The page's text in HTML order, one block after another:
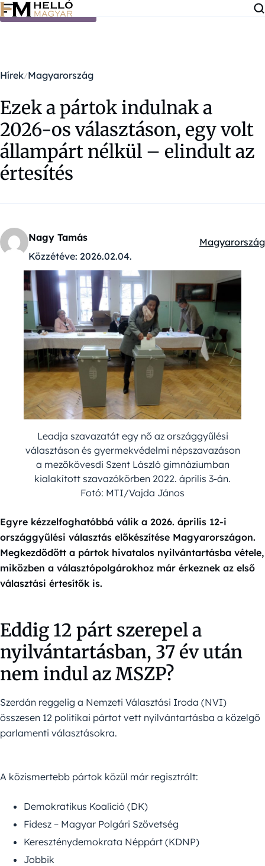
Ugrás a tartalomra
Hírek Magyarország
Ezek a pártok indulnak a
2026-os választáson, egy volt
állampárt nélkül – elindult az
értesítés
Nagy Tamás
Közzétéve: 2026.02.04.
Kategóriák:
Magyarország
Leadja szavazatát egy nő az országgyűlési
választáson és gyermekvédelmi népszavazáson
a mezőkövesdi Szent László gimnáziumban
kialakított szavazókörben 2022. április 3-án.
Fotó: MTI/Vajda János
Egyre kézzelfoghatóbbá válik a 2026. április 12-i
országgyűlési választás előkészítése Magyarországon.
Megkezdődött a pártok hivatalos nyilvántartásba vétele,
miközben a választópolgárokhoz már érkeznek az első
választási értesítők is.
Eddig 12 párt szerepel a
nyilvántartásban, 37 év után
nem indul az MSZP?
Szerdán reggelig a Nemzeti Választási Iroda (NVI)
összesen 12 politikai pártot vett nyilvántartásba a közelgő
parlamenti választásokra.
A közismertebb pártok közül már regisztrált:
Demokratikus Koalíció (DK)
Fidesz – Magyar Polgári Szövetség
Kereszténydemokrata Néppárt (KDNP)
Jobbik